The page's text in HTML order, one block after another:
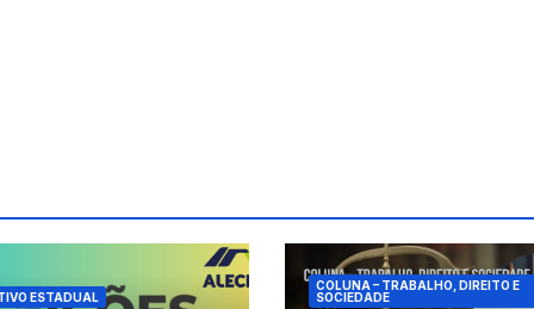
ESTADUAL
COLUNA – TRABALHO, DIREITO E
SOCIEDADE